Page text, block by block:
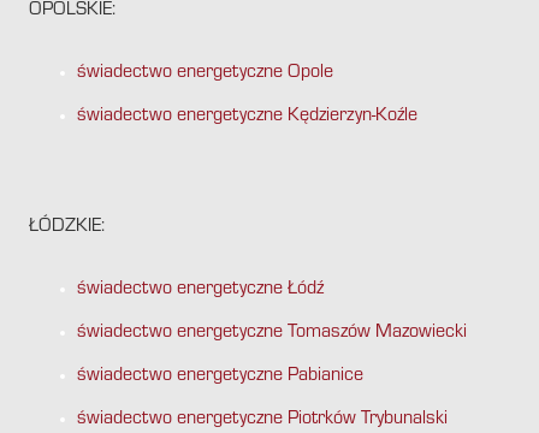
OPOLSKIE:
świadectwo energetyczne Opole
świadectwo energetyczne Kędzierzyn-Koźle
ŁÓDZKIE:
świadectwo energetyczne Łódź
świadectwo energetyczne Tomaszów Mazowiecki
świadectwo energetyczne Pabianice
świadectwo energetyczne Piotrków Trybunalski